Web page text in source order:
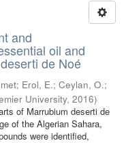
and
oil and
de Noé
; Erol, E.; Ceylan, O.;
University, 2016)
of Marrubium deserti de
of the Algerian Sahara,
were identified,